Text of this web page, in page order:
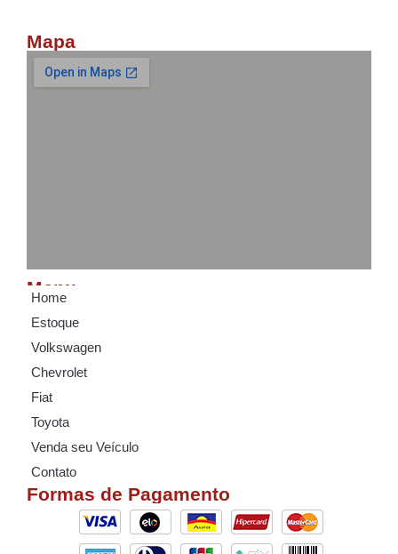
Mapa
Menu
Home
Estoque
Volkswagen
Chevrolet
Fiat
Toyota
Venda seu Veículo
Contato
Formas de Pagamento